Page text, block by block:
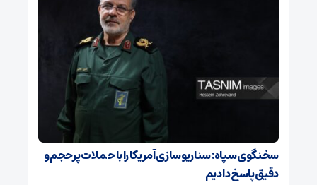
سخنگوی سپاه: سناریوسازی آمریکا را با حملات پرحجم‌‌ و
دقیق‌ پاسخ دادیم